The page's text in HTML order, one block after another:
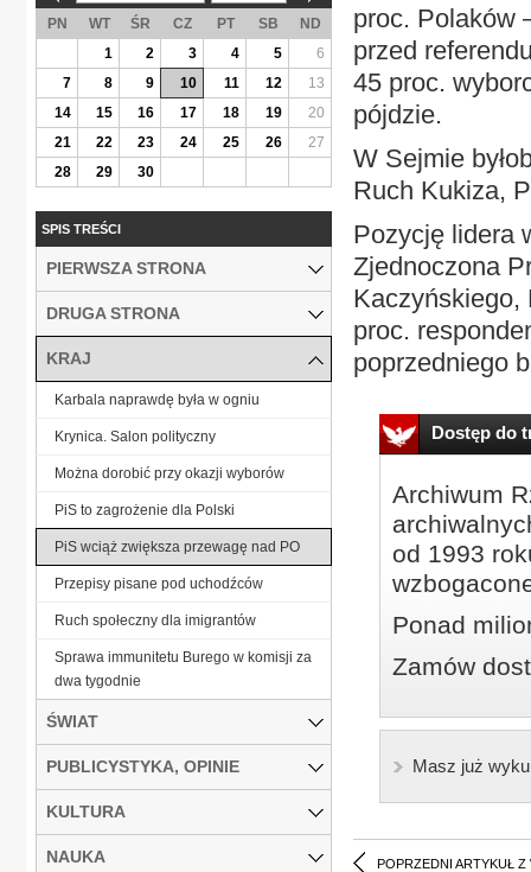
proc. Polaków
przed
45 proc.
pójdzie.
W Sejmie
Ruch Kukiza,
Pozycję lidera
Zjednoczona
Kaczyńskiego,
proc.
poprzedniego
Dostęp do
Archiwum
od 1993
Ponad
Zamów
Masz już
POPRZEDNI ARTYKUŁ Z
PN WT ŚR CZ PT SB
ND
1
2 3 4 5
6
7
8 9 10 11 12
13
14
15 16 17 18 19
20
21
22 23 24 25 26
27
28
29 30
SPIS TREŚCI
PIERWSZA STRONA
DRUGA STRONA
KRAJ
Karbala naprawdę była w ogniu
Krynica. Salon polityczny
Można dorobić przy okazji wyborów
PiS to zagrożenie dla Polski
PiS wciąż zwiększa przewagę nad PO
Przepisy pisane pod uchodźców
Ruch społeczny dla imigrantów
Sprawa immunitetu Burego w komisji za
dwa tygodnie
ŚWIAT
PUBLICYSTYKA, OPINIE
KULTURA
NAUKA